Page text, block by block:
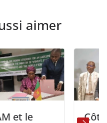
aimer
Côte